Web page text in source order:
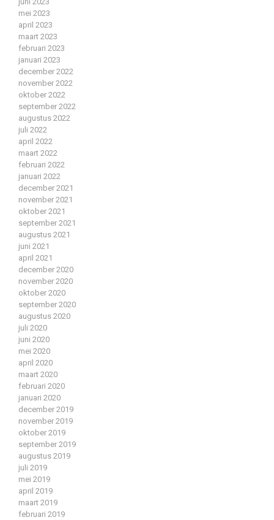
mei 2023
april 2023
maart 2023
februari 2023
januari 2023
december 2022
november 2022
oktober 2022
september 2022
augustus 2022
juli 2022
april 2022
maart 2022
februari 2022
januari 2022
december 2021
november 2021
oktober 2021
september 2021
augustus 2021
juni 2021
april 2021
december 2020
november 2020
oktober 2020
september 2020
augustus 2020
juli 2020
juni 2020
mei 2020
april 2020
maart 2020
februari 2020
januari 2020
december 2019
november 2019
oktober 2019
september 2019
augustus 2019
juli 2019
mei 2019
april 2019
maart 2019
februari 2019